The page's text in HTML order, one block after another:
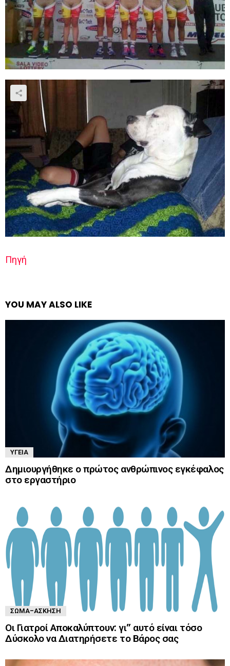
Πηγή
YOU MAY ALSO LIKE
ΥΓΕΊΑ
Δημιουργήθηκε ο πρώτος ανθρώπινος εγκέφαλος
στο εργαστήριο
ΣΏΜΑ-ΆΣΚΗΣΗ
Οι Γιατροί Αποκαλύπτουν: γι” αυτό είναι τόσο
Δύσκολο να Διατηρήσετε το Βάρος σας